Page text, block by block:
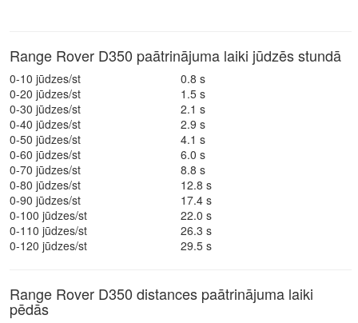
Range Rover D350 paātrinājuma laiki jūdzēs stundā
0-10 jūdzes/st
0.8 s
0-20 jūdzes/st
1.5 s
0-30 jūdzes/st
2.1 s
0-40 jūdzes/st
2.9 s
0-50 jūdzes/st
4.1 s
0-60 jūdzes/st
6.0 s
0-70 jūdzes/st
8.8 s
0-80 jūdzes/st
12.8 s
0-90 jūdzes/st
17.4 s
0-100 jūdzes/st
22.0 s
0-110 jūdzes/st
26.3 s
0-120 jūdzes/st
29.5 s
Range Rover D350 distances paātrinājuma laiki
pēdās